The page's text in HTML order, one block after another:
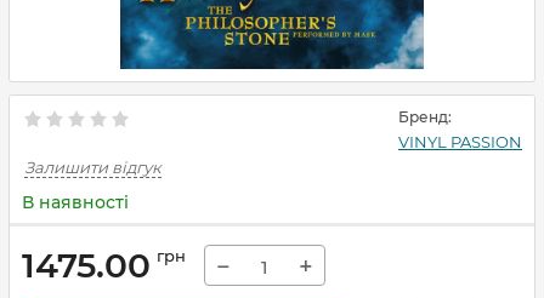
Бренд:
VINYL PASSION
Залишити відгук
В наявності
1475.00 грн − +